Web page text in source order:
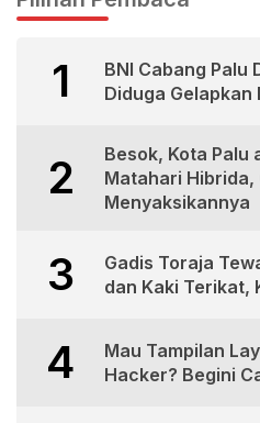
1
BNI Cabang Palu
Diduga Gelapkan
2
Besok, Kota Palu
Matahari Hibrida,
Menyaksikannya
3
Gadis Toraja
dan Kaki Terikat,
4
Mau Tampilan
Hacker? Begini